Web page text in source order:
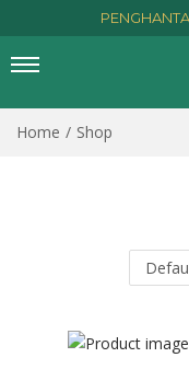
Home / Shop